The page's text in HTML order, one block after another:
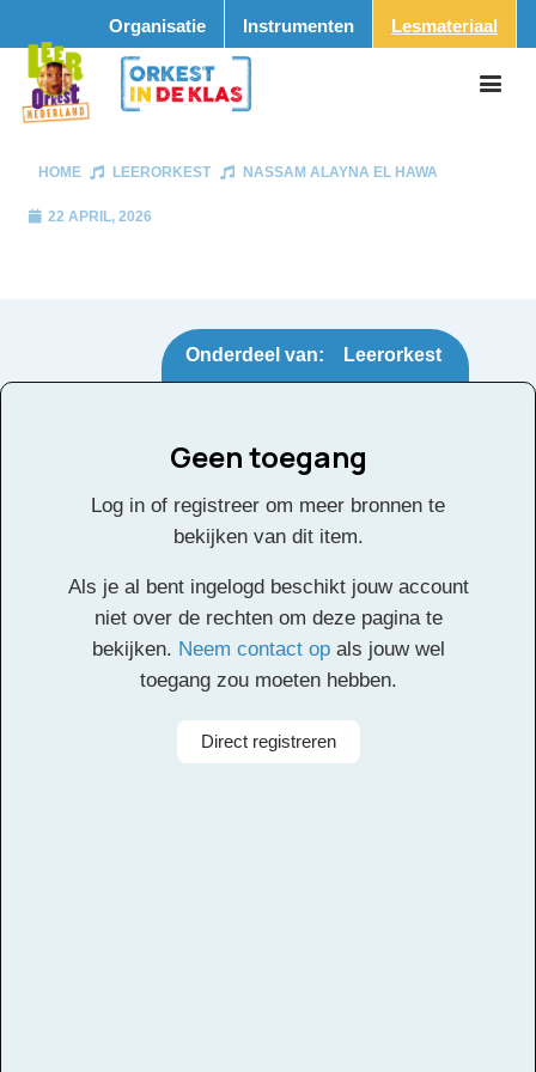
Organisatie Instrumenten Lesmateriaal
HOME LEERORKEST NASSAM ALAYNA EL HAWA
22 APRIL, 2026
Onderdeel van: Leerorkest
Nassam Alayna El
Hawa
Deze inhoud is alleen toegankelijk voor
geregistreerde gebruikers. Een account aanmaken
is gratis. Registreerhier een account. Je registratie
moet worden geverifieerd. Controleer het postvak
van je opgegeven e-mailadres en klik op de
Geen toegang
Log in of registreer om meer bronnen te
bekijken van dit item.
Als je al bent ingelogd beschikt jouw account
niet over de rechten om deze pagina te
bekijken. Neem contact opals jouw wel
toegang zou moeten hebben.
Direct registreren